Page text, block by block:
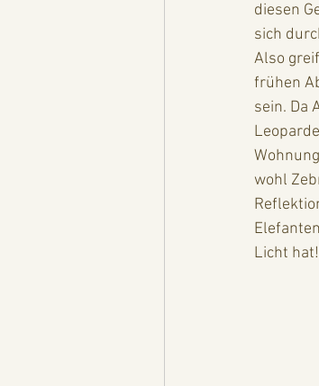
diesen
sich
Also
frühen
sein. Da
wohl
Licht